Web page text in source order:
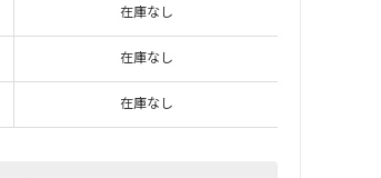
SOLD OUT
在庫なし
在庫なし
在庫なし